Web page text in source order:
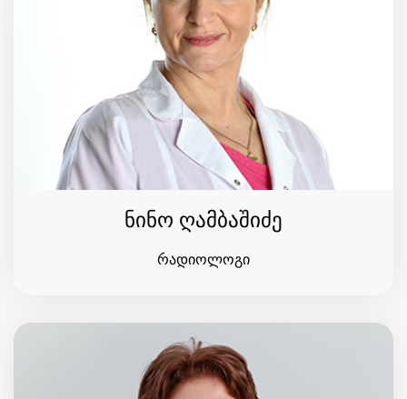
ნინო ღამბაშიძე
რადიოლოგი